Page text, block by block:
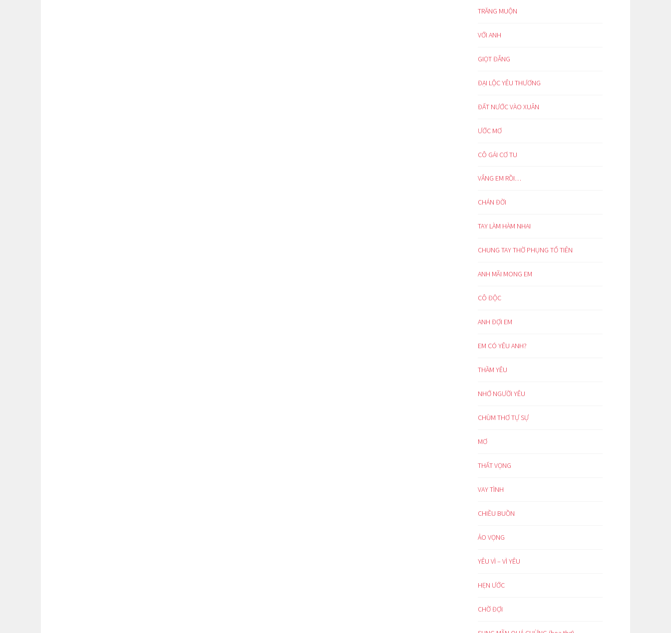
TRĂNG MUỘN
VỚI ANH
GIỌT ĐẮNG
ĐẠI LỘC YÊU THƯƠNG
ĐẤT NƯỚC VÀO XUÂN
ƯỚC MƠ
CÔ GÁI CƠ TU
VẮNG EM RỒI…
CHÁN ĐỜI
TAY LÀM HÀM NHAI
CHUNG TAY THỜ PHỤNG TỔ TIÊN
ANH MÃI MONG EM
CÔ ĐỘC
ANH ĐỢI EM
EM CÓ YÊU ANH?
THẦM YÊU
NHỚ NGƯỜI YÊU
CHÙM THƠ TỰ SỰ
MƠ
THẤT VỌNG
VAY TÌNH
CHIỀU BUỒN
ẢO VỌNG
YÊU VÌ – VÌ YÊU
HẸN ƯỚC
CHỜ ĐỢI